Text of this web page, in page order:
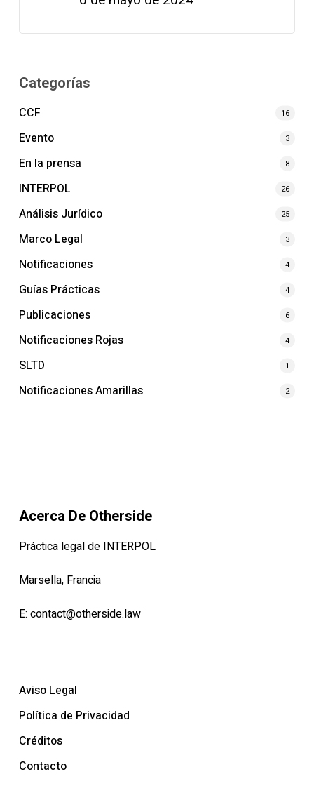
Categorías
CCF
16
Evento 3
En la prensa 8
INTERPOL 26
Análisis Jurídico 25
Marco Legal 3
Notificaciones 4
Guías Prácticas 4
Publicaciones 6
Notificaciones Rojas 4
SLTD 1
Notificaciones Amarillas 2
Acerca De Otherside
Práctica legal de INTERPOL
Marsella, Francia
E: contact@otherside.law
Aviso Legal
Política de Privacidad
Créditos
Contacto